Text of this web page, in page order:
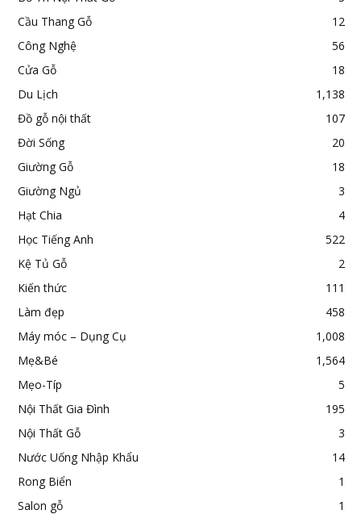
Cầu Thang Gỗ
12
Công Nghệ
56
Cửa Gỗ
18
Du Lịch
1,138
Đồ gỗ nội thất
107
Đời Sống
20
Giường Gỗ
18
Giường Ngủ
3
Hạt Chia
4
Học Tiếng Anh
522
Kệ Tủ Gỗ
2
Kiến thức
111
Làm đẹp
458
Máy móc – Dụng Cụ
1,008
Mẹ&Bé
1,564
Mẹo-Típ
5
Nội Thất Gia Đình
195
Nội Thất Gỗ
3
Nước Uống Nhập Khẩu
14
Rong Biển
1
Salon gỗ
1